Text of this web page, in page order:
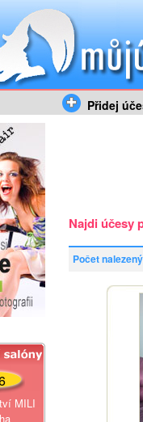
Přidej
MILI
Najdi účesy
Počet